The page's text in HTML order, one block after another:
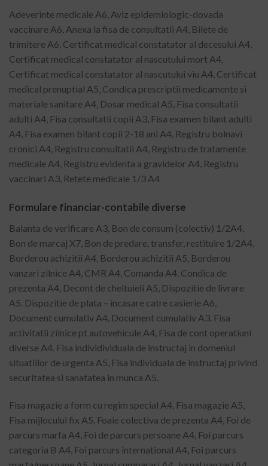
Adeverinte medicale A6, Aviz epidemiologic-dovada
vaccinare A6, Anexa la fisa de consultatii A4, Bilete de
trimitere A6, Certificat medical constatator al decesului A4,
Certificat medical constatator al nascutului mort A4,
Certificat medical constatator al nascutului viu A4, Certificat
medical prenuptial A5, Condica prescriptii medicamente si
materiale sanitare A4, Dosar medical A5, Fisa consultatii
adulti A4, Fisa consultatii copii A3, Fisa examen bilant adulti
A4, Fisa examen bilant copii 2-18 ani A4, Registru bolnavi
cronici A4, Registru consultatii A4, Registru de tratamente
medicale A4, Registru evidenta a gravidelor A4, Registru
vaccinari A3, Retete medicale 1/3 A4
Formulare financiar-contabile diverse
Balanta de verificare A3, Bon de consum (colectiv) 1/2A4,
Bon de marcaj X7, Bon de predare, transfer, restituire 1/2A4.
Borderou achizitii A4, Borderou achizitii A5, Borderou
vanzari zilnice A4, CMR A4, Comanda A4. Condica de
prezenta A4, Decont de cheltuieli A5, Dispozitie de livrare
A5. Dispozitie de plata – incasare catre casierie A6,
Document cumulativ A4, Document cumulativ A3. Fisa
activitatii zilnice pt autovehicule A4, Fisa de cont operatiuni
diverse A4. Fisa individividuala de instructaj in domeniul
situatiilor de urgenta A5, Fisa individuala de instructaj privind
securitatea si sanatatea in munca A5.
Fisa magazie a form cu regim special A4, Fisa magazie A5,
Fisa mijlocului fix A5, Foaie colectiva de prezenta A4, Foi de
parcurs marfa A4, Foi de parcurs persoane A4, Foi parcurs
categoria B A4, Foi parcurs international A4, Foi parcurs